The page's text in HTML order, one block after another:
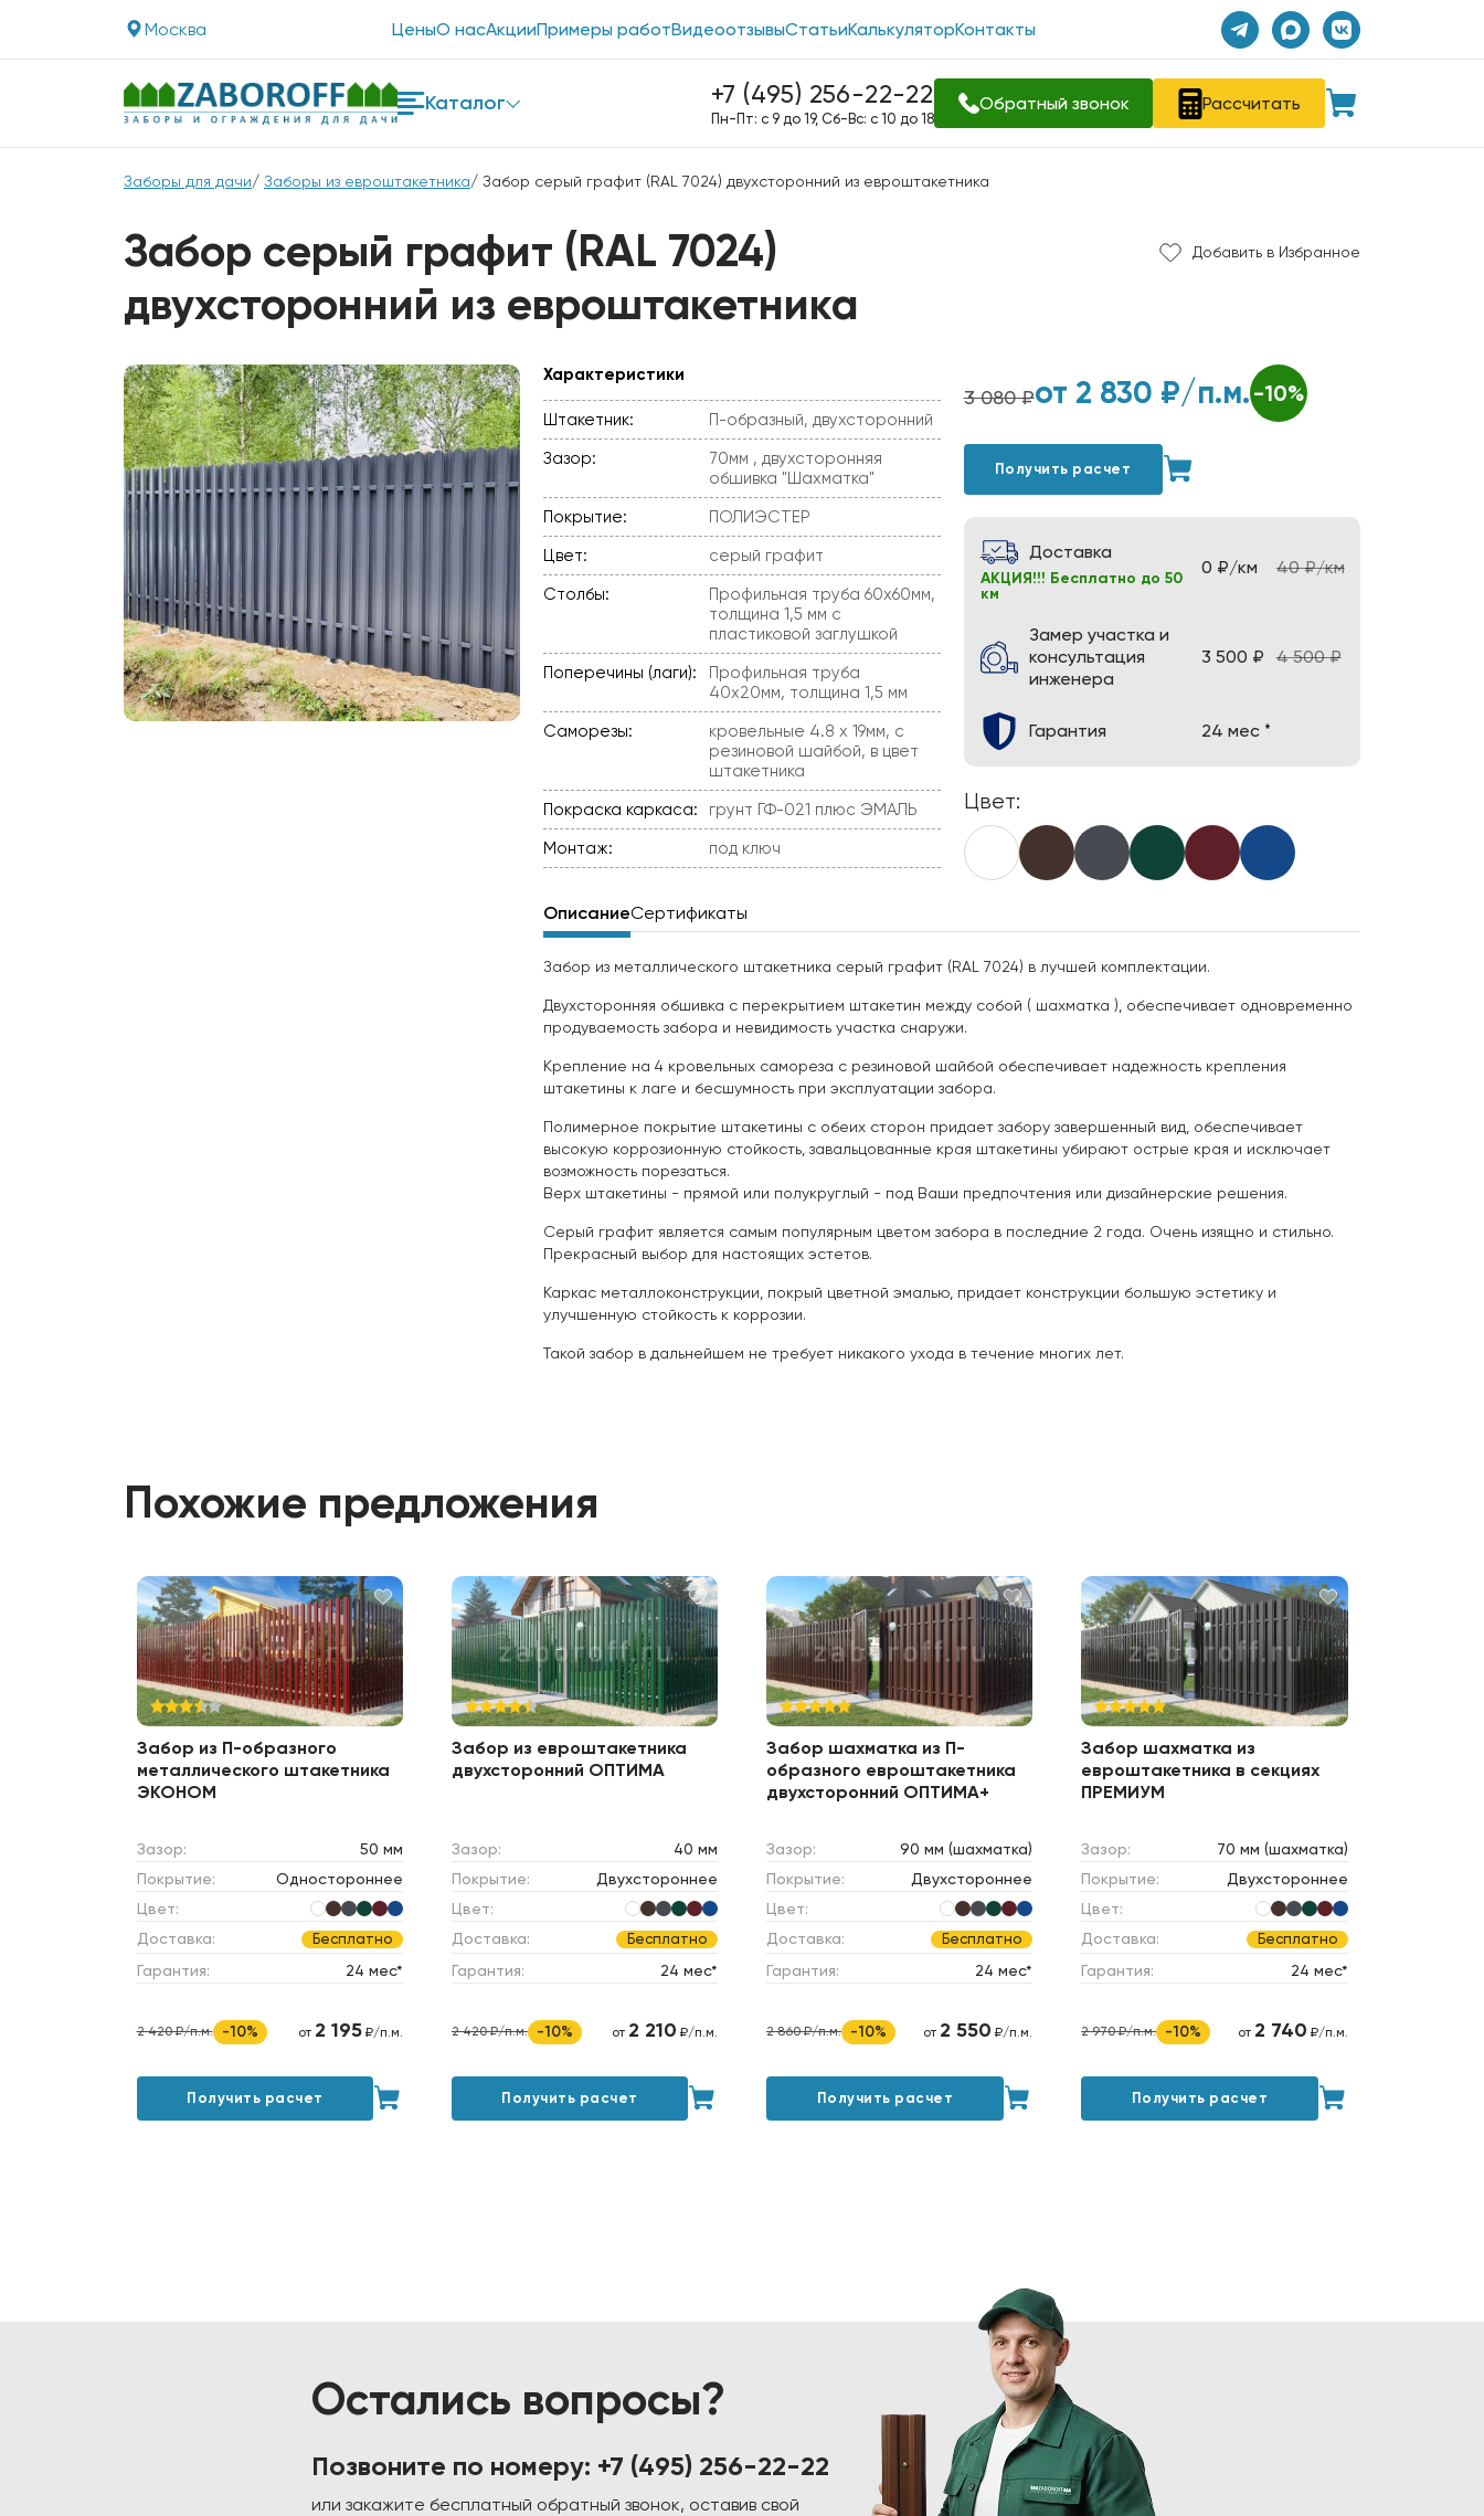
Москва ЦеныО насАкцииПримеры работВидеоотзывыСтатьиКалькуляторКонтакты
Каталог +7 (495) 256-22-22
Пн-Пт: с 9 до 19, Сб-Вс: с 10 до 18
Обратный звонок Рассчитать
Заборы для дачи/ Заборы из евроштакетника/ Забор серый графит (RAL 7024) двухсторонний из евроштакетника
Забор серый графит (RAL 7024)
двухсторонний из евроштакетника
Добавить в Избранное
Характеристики
Штакетник:
П-образный, двухсторонний
Зазор:
70мм , двухсторонняя
обшивка "Шахматка"
Покрытие:
ПОЛИЭСТЕР
Цвет:
серый графит
Столбы:
Профильная труба 60х60мм,
толщина 1,5 мм с
пластиковой заглушкой
Поперечины (лаги):
Профильная труба
40х20мм, толщина 1,5 мм
Саморезы:
кровельные 4.8 х 19мм, с
резиновой шайбой, в цвет
штакетника
Покраска каркаса:
грунт ГФ-021 плюс ЭМАЛЬ
Монтаж:
под ключ
3 080 ₽от 2 830 ₽/п.м. -10%
Получить расчет
Доставка
АКЦИЯ!!! Бесплатно до 50
км
0 ₽/км 40 ₽/км
Замер участка и
консультация
инженера
3 500 ₽ 4 500 ₽
Гарантия 24 мес *
Цвет:
ОписаниеСертификаты
Забор из металлического штакетника серый графит (RAL 7024) в лучшей комплектации.
Двухсторонняя обшивка с перекрытием штакетин между собой ( шахматка ), обеспечивает одновременно
продуваемость забора и невидимость участка снаружи.
Крепление на 4 кровельных самореза с резиновой шайбой обеспечивает надежность крепления
штакетины к лаге и бесшумность при эксплуатации забора.
Полимерное покрытие штакетины с обеих сторон придает забору завершенный вид, обеспечивает
высокую коррозионную стойкость, завальцованные края штакетины убирают острые края и исключает
возможность порезаться.
Верх штакетины - прямой или полукруглый - под Ваши предпочтения или дизайнерские решения.
Серый графит является самым популярным цветом забора в последние 2 года. Очень изящно и стильно.
Прекрасный выбор для настоящих эстетов.
Каркас металлоконструкции, покрый цветной эмалью, придает конструкции большую эстетику и
улучшенную стойкость к коррозии.
Такой забор в дальнейшем не требует никакого ухода в течение многих лет.
Похожие предложения
Забор из П-образного
металлического штакетника
ЭКОНОМ
Зазор:
50 мм
Покрытие:
Одностороннее
Цвет:
Доставка:
Бесплатно
Гарантия: 24 мес*
2 420 ₽/п.м. -10% от 2 195₽/п.м.
Получить расчет
Забор из евроштакетника
двухсторонний ОПТИМА
Зазор:
40 мм
Покрытие:
Двухстороннее
Цвет:
Доставка:
Бесплатно
Гарантия: 24 мес*
2 420 ₽/п.м. -10% от 2 210 ₽/п.м.
Получить расчет
Забор шахматка из П-
образного евроштакетника
двухсторонний ОПТИМА+
Зазор:
90 мм (шахматка)
Покрытие:
Двухстороннее
Цвет:
Доставка:
Бесплатно
Гарантия: 24 мес*
2 860 ₽/п.м. -10% от 2 550 ₽/п.м.
Получить расчет
Забор шахматка из
евроштакетника в секциях
ПРЕМИУМ
Зазор:
70 мм (шахматка)
Покрытие:
Двухстороннее
Цвет:
Доставка:
Бесплатно
Гарантия: 24 мес*
2 970 ₽/п.м. -10% от 2 740 ₽/п.м.
Получить расчет
Остались вопросы?
Позвоните по номеру: +7 (495) 256-22-22
или закажите бесплатный обратный звонок, оставив свой